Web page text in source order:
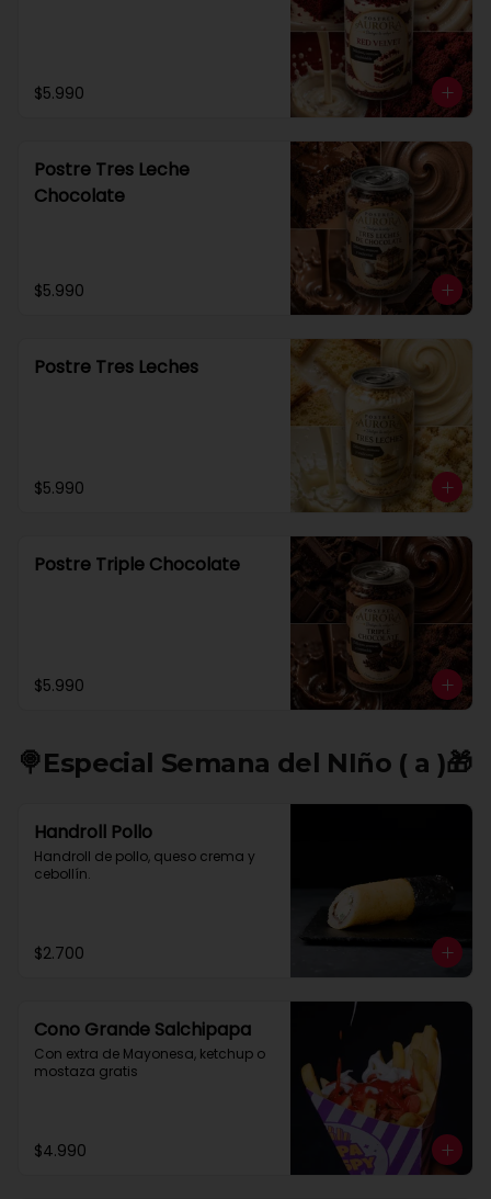
$5.990
Postre Tres Leche
Chocolate
$5.990
Postre Tres Leches
$5.990
Postre Triple Chocolate
$5.990
🍭Especial Semana del NIño ( a )🎁​
Handroll Pollo
Handroll de pollo, queso crema y
cebollín.
$2.700
Cono Grande Salchipapa
Con extra de Mayonesa, ketchup o
mostaza gratis
$4.990